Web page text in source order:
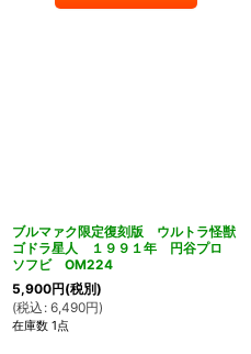
ブルマァク限定復刻版 ウルトラ怪獣
ゴドラ星人 １９９１年 円谷プロ
ソフビ OM224
5,900円(税別)
(税込 : 6,490円)
在庫数 1点